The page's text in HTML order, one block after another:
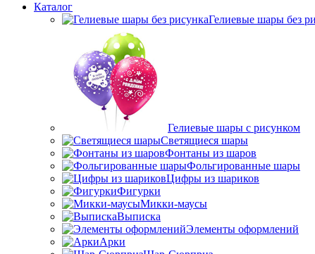
Каталог
Гелиевые шары без
Гелиевые шары с рисунком
Светящиеся шары
Фонтаны из шаров
Фольгированные шары
Цифры из шариков
Фигурки
Микки-маусы
Выписка
Элементы оформлений
Арки